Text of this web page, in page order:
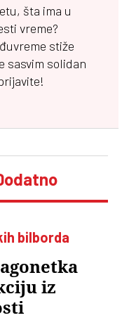
šta ima u
vreme?
stiže
sasvim solidan
bilborda
iz